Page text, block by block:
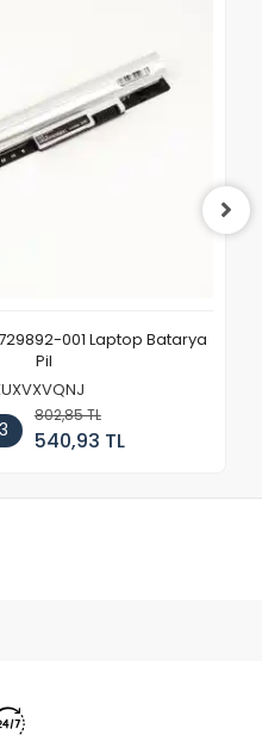
001 Laptop Batarya
Pil
802,85 TL
540,93 TL